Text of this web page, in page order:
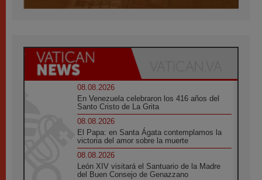
08.08.2026
En Venezuela celebraron los 416 años del
Santo Cristo de La Grita
08.08.2026
El Papa: en Santa Ágata contemplamos la
victoria del amor sobre la muerte
08.08.2026
León XIV visitará el Santuario de la Madre
del Buen Consejo de Genazzano